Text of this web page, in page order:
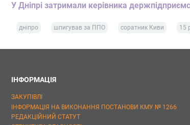
У Дніпрі затримали керівника
дніпро шпигував за ППО соратник Киви 15
ІНФОРМАЦІЯ
ЗАКУПІВЛІ
ІНФОРМАЦІЯ НА ВИКОНАННЯ ПОСТАНОВИ КМУ № 1266
РЕДАКЦІЙНИЙ СТАТУТ